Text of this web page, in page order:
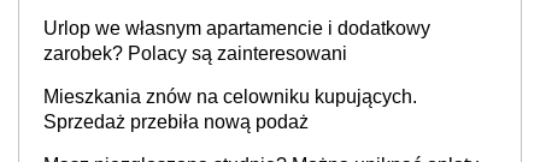
Urlop we własnym apartamencie i dodatkowy
zarobek? Polacy są zainteresowani
Mieszkania znów na celowniku kupujących.
Sprzedaż przebiła nową podaż